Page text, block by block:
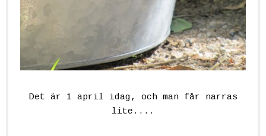
Det är 1 april idag, och man får narras
lite....